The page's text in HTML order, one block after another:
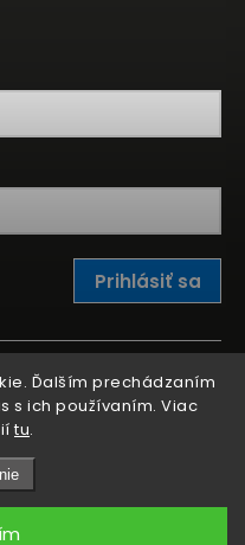
Ďalším prechádzaním
s ich používaním. Viac
tu.
Prihlásiť sa